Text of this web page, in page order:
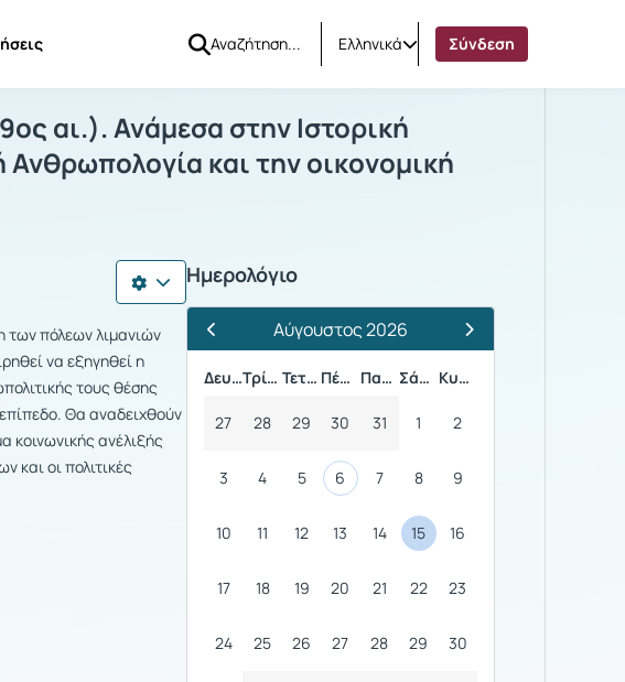
Ελληνικά Σύνδεση
19ος αι.). Ανάμεσα στην Ιστορική
αι.). Ανάμεσα στην Ιστορική
Ανθρωπολογία και την οικονομική
των πόλεων λιμανιών
να εξηγηθεί η
τους θέσης
επίπεδο. Θα αναδειχθούν
κοινωνικής ανέλιξής
και οι πολιτικές
Ημερολόγιο
Προηγούμενος Μήνας
Αύγουστος 2026
Επόμενος Μήνας
Δευτέρα
Τρίτη Τετάρτη Πέμπτη Παρασκευή Σάββατο Κυριακή
27 28 29 30 31 1 2
3 4 5 6 7 8 9
10 11 12 13 14 15 16
17 18 19 20 21 22 23
24 25 26 27 28 29 30